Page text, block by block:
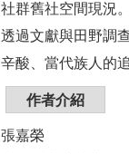
社群舊社空間現況
透過文獻與田野調
辛酸、當代族人的
作者介紹
張嘉榮